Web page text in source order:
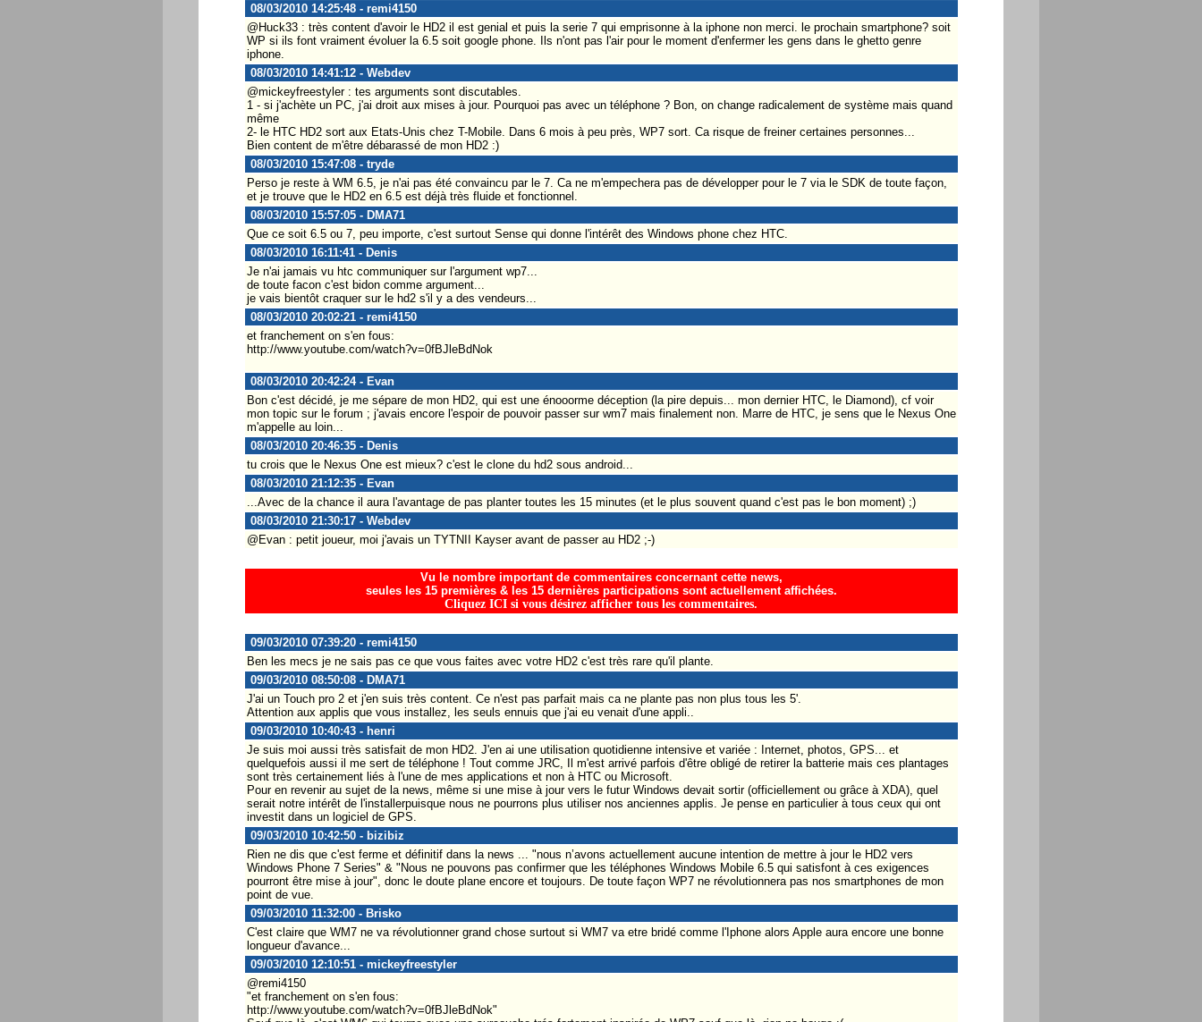
08/03/2010 14:25:48 - remi4150
@Huck33 : très content d'avoir le HD2 il est genial et puis la serie 7 qui emprisonne à la iphone non merci. le prochain smartphone? soit
WP si ils font vraiment évoluer la 6.5 soit google phone. Ils n'ont pas l'air pour le moment d'enfermer les gens dans le ghetto genre
iphone.
08/03/2010 14:41:12 - Webdev
@mickeyfreestyler : tes arguments sont discutables.
1 - si j'achète un PC, j'ai droit aux mises à jour. Pourquoi pas avec un téléphone ? Bon, on change radicalement de système mais quand
même
2- le HTC HD2 sort aux Etats-Unis chez T-Mobile. Dans 6 mois à peu près, WP7 sort. Ca risque de freiner certaines personnes...
Bien content de m'être débarassé de mon HD2 :)
08/03/2010 15:47:08 - tryde
Perso je reste à WM 6.5, je n'ai pas été convaincu par le 7. Ca ne m'empechera pas de développer pour le 7 via le SDK de toute façon,
et je trouve que le HD2 en 6.5 est déjà très fluide et fonctionnel.
08/03/2010 15:57:05 - DMA71
Que ce soit 6.5 ou 7, peu importe, c'est surtout Sense qui donne l'intérêt des Windows phone chez HTC.
08/03/2010 16:11:41 - Denis
Je n'ai jamais vu htc communiquer sur l'argument wp7...
de toute facon c'est bidon comme argument...
je vais bientôt craquer sur le hd2 s'il y a des vendeurs...
08/03/2010 20:02:21 - remi4150
et franchement on s'en fous:
http://www.youtube.com/watch?v=0fBJleBdNok
08/03/2010 20:42:24 - Evan
Bon c'est décidé, je me sépare de mon HD2, qui est une énooorme déception (la pire depuis... mon dernier HTC, le Diamond), cf voir
mon topic sur le forum ; j'avais encore l'espoir de pouvoir passer sur wm7 mais finalement non. Marre de HTC, je sens que le Nexus One
m'appelle au loin...
08/03/2010 20:46:35 - Denis
tu crois que le Nexus One est mieux? c'est le clone du hd2 sous android...
08/03/2010 21:12:35 - Evan
...Avec de la chance il aura l'avantage de pas planter toutes les 15 minutes (et le plus souvent quand c'est pas le bon moment) ;)
08/03/2010 21:30:17 - Webdev
@Evan : petit joueur, moi j'avais un TYTNII Kayser avant de passer au HD2 ;-)
Vu le nombre important de commentaires concernant cette news,
seules les 15 premières & les 15 dernières participations sont actuellement affichées.
Cliquez ICI si vous désirez afficher tous les commentaires.
09/03/2010 07:39:20 - remi4150
Ben les mecs je ne sais pas ce que vous faites avec votre HD2 c'est très rare qu'il plante.
09/03/2010 08:50:08 - DMA71
J'ai un Touch pro 2 et j'en suis très content. Ce n'est pas parfait mais ca ne plante pas non plus tous les 5'.
Attention aux applis que vous installez, les seuls ennuis que j'ai eu venait d'une appli..
09/03/2010 10:40:43 - henri
Je suis moi aussi très satisfait de mon HD2. J'en ai une utilisation quotidienne intensive et variée : Internet, photos, GPS... et
quelquefois aussi il me sert de téléphone ! Tout comme JRC, Il m'est arrivé parfois d'être obligé de retirer la batterie mais ces plantages
sont très certainement liés à l'une de mes applications et non à HTC ou Microsoft.
Pour en revenir au sujet de la news, même si une mise à jour vers le futur Windows devait sortir (officiellement ou grâce à XDA), quel
serait notre intérêt de l'installerpuisque nous ne pourrons plus utiliser nos anciennes applis. Je pense en particulier à tous ceux qui ont
investit dans un logiciel de GPS.
09/03/2010 10:42:50 - bizibiz
Rien ne dis que c'est ferme et définitif dans la news ... "nous n’avons actuellement aucune intention de mettre à jour le HD2 vers
Windows Phone 7 Series" & "Nous ne pouvons pas confirmer que les téléphones Windows Mobile 6.5 qui satisfont à ces exigences
pourront être mise à jour", donc le doute plane encore et toujours. De toute façon WP7 ne révolutionnera pas nos smartphones de mon
point de vue.
09/03/2010 11:32:00 - Brisko
C'est claire que WM7 ne va révolutionner grand chose surtout si WM7 va etre bridé comme l'Iphone alors Apple aura encore une bonne
longueur d'avance...
09/03/2010 12:10:51 - mickeyfreestyler
@remi4150
"et franchement on s'en fous:
http://www.youtube.com/watch?v=0fBJleBdNok"